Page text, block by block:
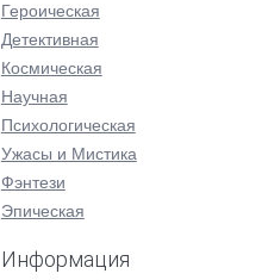
Героическая
Детективная
Космическая
Научная
Психологическая
Ужасы и Мистика
Фэнтези
Эпическая
Информация